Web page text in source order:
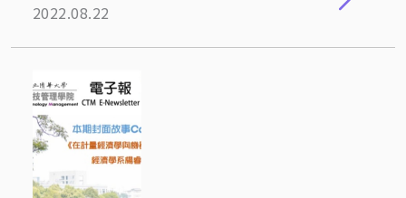
2022.08.22